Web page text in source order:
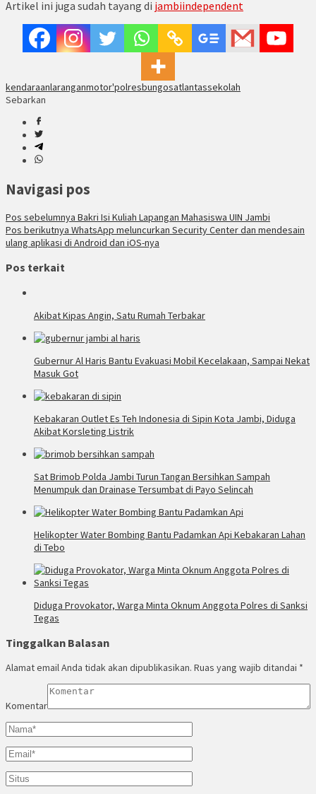
Artikel ini juga sudah tayang di jambiindependent
kendaraanlaranganmotor'polresbungosatlantassekolah
Sebarkan
Navigasi pos
Pos sebelumnya Bakri Isi Kuliah Lapangan Mahasiswa UIN Jambi
Pos berikutnya WhatsApp meluncurkan Security Center dan mendesain
ulang aplikasi di Android dan iOS-nya
Pos terkait
Akibat Kipas Angin, Satu Rumah Terbakar
Gubernur Al Haris Bantu Evakuasi Mobil Kecelakaan, Sampai Nekat
Masuk Got
Kebakaran Outlet Es Teh Indonesia di Sipin Kota Jambi, Diduga
Akibat Korsleting Listrik
Sat Brimob Polda Jambi Turun Tangan Bersihkan Sampah
Menumpuk dan Drainase Tersumbat di Payo Selincah
Helikopter Water Bombing Bantu Padamkan Api Kebakaran Lahan
di Tebo
Diduga Provokator, Warga Minta Oknum Anggota Polres di Sanksi
Tegas
Tinggalkan Balasan
Alamat email Anda tidak akan dipublikasikan. Ruas yang wajib ditandai *
Komentar